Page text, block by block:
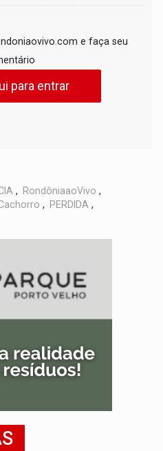
e faça seu
para entrar
, RondôniaaoVivo ,
, PERDIDA ,